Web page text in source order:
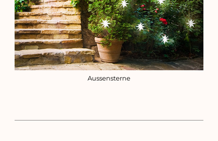
Aussensterne